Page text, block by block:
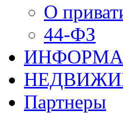
О
44-ФЗ
Партнеры